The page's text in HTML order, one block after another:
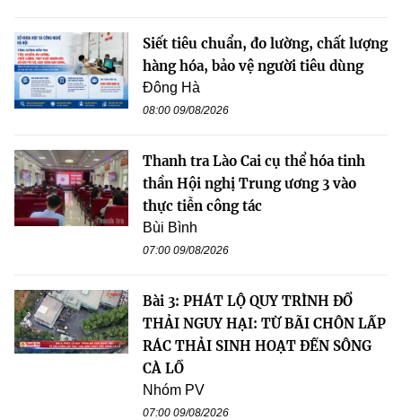
Siết tiêu chuẩn, đo lường, chất lượng
hàng hóa, bảo vệ người tiêu dùng
Đông Hà
08:00 09/08/2026
Thanh tra Lào Cai cụ thể hóa tinh
thần Hội nghị Trung ương 3 vào
thực tiễn công tác
Bùi Bình
07:00 09/08/2026
Bài 3: PHÁT LỘ QUY TRÌNH ĐỔ
THẢI NGUY HẠI: TỪ BÃI CHÔN LẤP
RÁC THẢI SINH HOẠT ĐẾN SÔNG
CÀ LỒ
Nhóm PV
07:00 09/08/2026